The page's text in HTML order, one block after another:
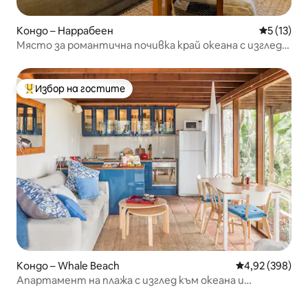
Кондо – Наррабеен Средна
5 (13)
Място за романтична почивка край океана с изглед
Най-популярен избор на гостите
Избор на гостите
Кондо – Whale Beach Средна
4,92 (398)
Апартамент на плажа с изглед към океана и